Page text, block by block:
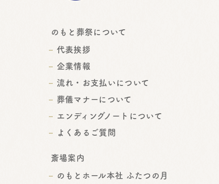
のもと葬祭について
代表挨拶
企業情報
流れ・お支払いについて
葬儀マナーについて
エンディングノートについて
よくあるご質問
斎場案内
のもとホール本社 ふたつの月